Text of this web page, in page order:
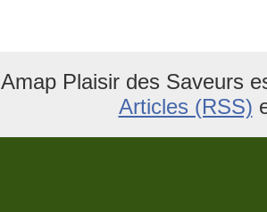
Amap Plaisir des Saveurs
Articles (RSS)